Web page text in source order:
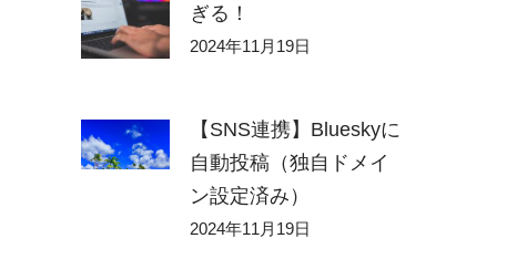
ぎる！
2024年11月19日
【SNS連携】Blueskyに
自動投稿（独自ドメイ
ン設定済み）
2024年11月19日